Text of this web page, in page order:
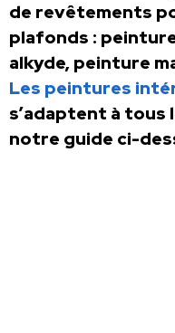
de revêtements
plafonds :
alkyde, peinture
Les peintures
s’adaptent à tous
notre guide ci-